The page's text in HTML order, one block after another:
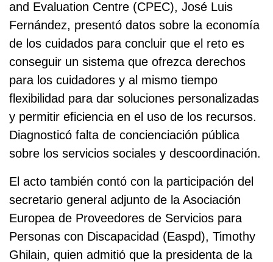
and Evaluation Centre (CPEC), José Luis
Fernández, presentó datos sobre la economía
de los cuidados para concluir que el reto es
conseguir un sistema que ofrezca derechos
para los cuidadores y al mismo tiempo
flexibilidad para dar soluciones personalizadas
y permitir eficiencia en el uso de los recursos.
Diagnosticó falta de concienciación pública
sobre los servicios sociales y descoordinación.
El acto también contó con la participación del
secretario general adjunto de la Asociación
Europea de Proveedores de Servicios para
Personas con Discapacidad (Easpd), Timothy
Ghilain, quien admitió que la presidenta de la